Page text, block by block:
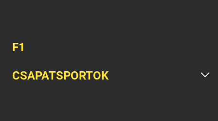
F1
CSAPATSPORTOK